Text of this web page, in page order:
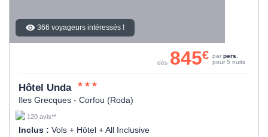
366 voyageurs intéressés !
Hôtel Unda
Iles Grecques - Corfou (Roda)
120 avis**
Inclus : Vols + Hôtel + All Inclusive
dès 845€ par pers.
pour 5 nuits